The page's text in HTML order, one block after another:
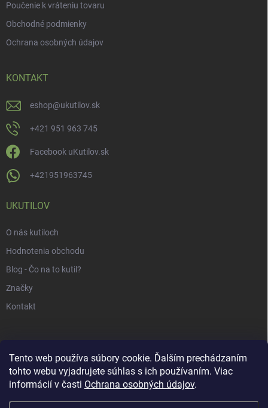
Tento web používa súbory cookie. Ďalším prechádzaním
tohto webu vyjadrujete súhlas s ich používaním. Viac
informácií v časti Ochrana osobných údajov.
Poučenie k vráteniu tovaru
Obchodné podmienky
Ochrana osobných údajov
KONTAKT
eshop@ukutilov.sk
+421 951 963 745
Facebook uKutilov.sk
+421951963745
UKUTILOV
O nás kutiloch
Hodnotenia obchodu
Blog - Čo na to kutil?
Značky
Kontakt